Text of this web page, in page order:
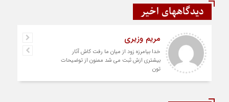
دیدگاههای اخیر
مریم وزیری
خدا بیامرزه زود از میان ما رفت کاش آثار
بیشتری ازش ثبت می شد ممنون از توضیحات
تون